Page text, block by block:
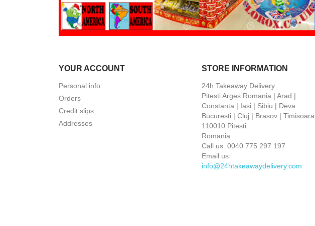
YOUR ACCOUNT
Personal info
Orders
Credit slips
Addresses
STORE INFORMATION
24h Takeaway Delivery
Pitesti Arges Romania | Arad |
Constanta | Iasi | Sibiu | Deva
Bucuresti | Cluj | Brasov | Timisoara
110010 Pitesti
Romania
Call us: 0040 775 297 197
Email us:
info@24htakeawaydelivery.com